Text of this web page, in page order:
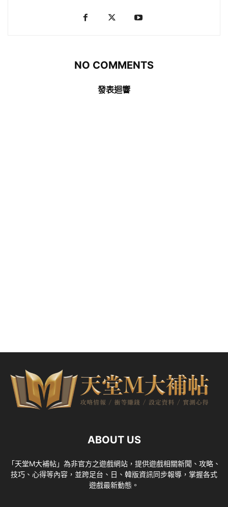
NO COMMENTS
發表迴響
ABOUT US
「天堂M大補帖」為非官方之遊戲網站，提供遊戲相關新聞、攻略、
技巧、心得等內容，並跨足台、日、韓版資訊同步報導，掌握各式
遊戲最新動態。